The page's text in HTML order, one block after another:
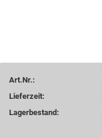
Art.Nr.:
Lieferzeit:
Lagerbestand: